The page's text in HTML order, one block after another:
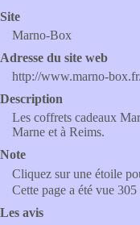
Site
Marno-Box
Adresse du site web
http://www.marno-
Description
Les coffrets cadeaux
Marne et à Reims.
Note
Cliquez sur une étoile
Cette page a été vue 305
Les avis